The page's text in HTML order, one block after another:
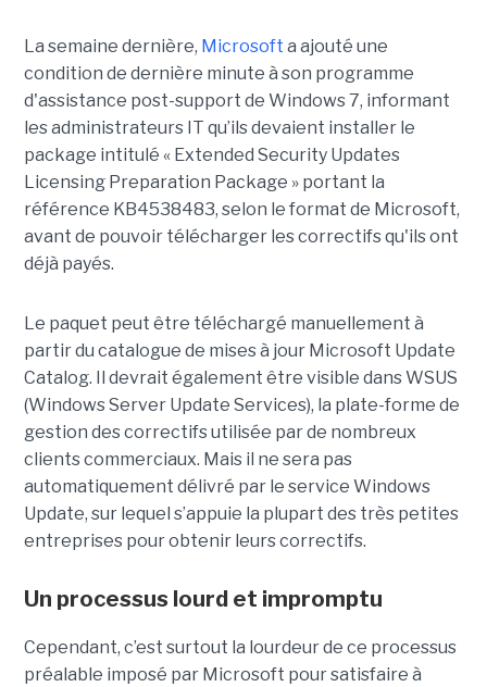
La semaine dernière, Microsoft a ajouté une
condition de dernière minute à son programme
d'assistance post-support de Windows 7, informant
les administrateurs IT qu’ils devaient installer le
package intitulé « Extended Security Updates
Licensing Preparation Package » portant la
référence KB4538483, selon le format de Microsoft,
avant de pouvoir télécharger les correctifs qu'ils ont
déjà payés.
Le paquet peut être téléchargé manuellement à
partir du catalogue de mises à jour Microsoft Update
Catalog. Il devrait également être visible dans WSUS
(Windows Server Update Services), la plate-forme de
gestion des correctifs utilisée par de nombreux
clients commerciaux. Mais il ne sera pas
automatiquement délivré par le service Windows
Update, sur lequel s’appuie la plupart des très petites
entreprises pour obtenir leurs correctifs.
Un processus lourd et impromptu
Cependant, c’est surtout la lourdeur de ce processus
préalable imposé par Microsoft pour satisfaire à